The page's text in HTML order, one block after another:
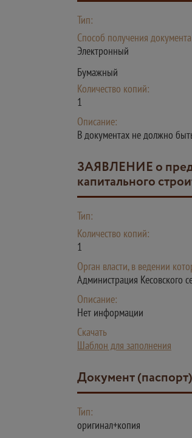
Тип:
Способ получения
Электронный
Бумажный
Количество копий:
1
Описание:
В документах не должно
ЗАЯВЛЕНИЕ о предоставлении разрешения на условно разрешённый вид использования земельного участка или объекта
капитального
Тип:
Количество копий:
1
Орган власти, в ведении
Администрация Кесовского
Описание:
Нет информации
Скачать
Шаблон для заполнения
Документ
Тип:
оригинал+копия